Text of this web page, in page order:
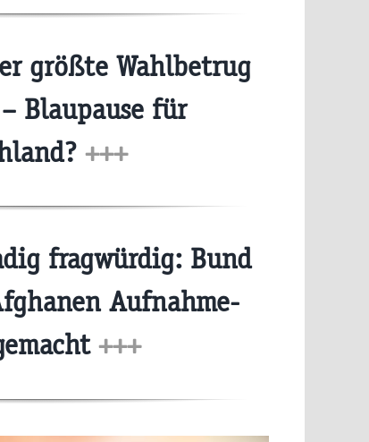
größte Wahlbetrug
Blaupause für
+++
fragwürdig: Bund
Aufnahme-
+++